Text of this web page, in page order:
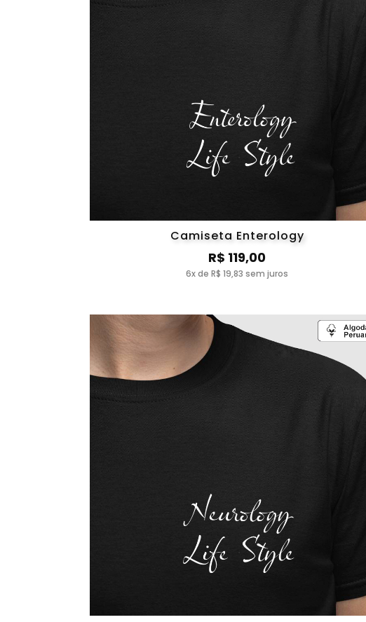
Camiseta Enterology
R$ 119,00
6x de R$ 19,83 sem juros